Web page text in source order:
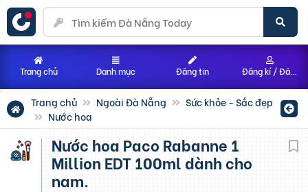
Trang chủ Ngoài Đà Nẵng
Sức khỏe - Sắc đẹp
Nước hoa
Nước hoa Paco Rabanne 1
Million EDT 100ml dành cho
nam.
Trang chủ Danh mục Đăng tin